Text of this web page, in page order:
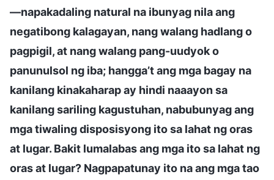
—napakadaling natural na ibunyag nila ang
negatibong kalagayan, nang walang hadlang o
pagpigil, at nang walang pang-uudyok o
panunulsol ng iba; hangga’t ang mga bagay na
kanilang kinakaharap ay hindi naaayon sa
kanilang sariling kagustuhan, nabubunyag ang
mga tiwaling disposisyong ito sa lahat ng oras
at lugar. Bakit lumalabas ang mga ito sa lahat ng
oras at lugar? Nagpapatunay ito na ang mga tao